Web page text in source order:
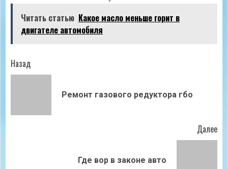
Читать статью Какое масло меньше горит в
двигателе автомобиля
Продолжить
Назад
Ремонт газового редуктора гбо
Далее
Где вор в законе авто